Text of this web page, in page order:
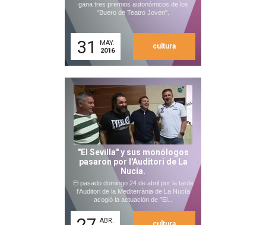
gana tres premios autonómicos de los
"Buero de Teatro Joven".
31
MAY.
2016
cultura
"El Sevilla" y sus monólogos
pasaron por l'Auditori de La
Nucía.
El pasado domingo 24 de abril por la tarde
l'Auditori de la Mediterrània de La Nucía
acogió la actuación de "El...
ABR.